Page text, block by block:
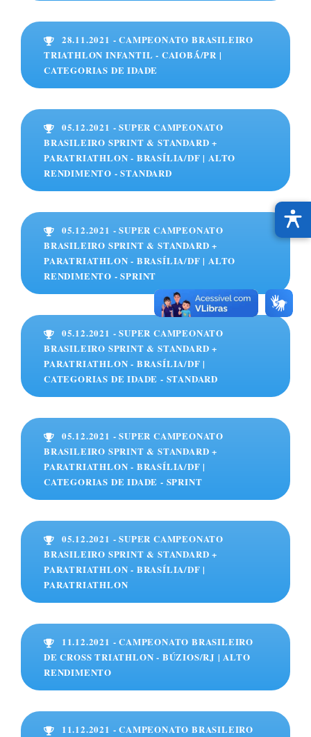
28.11.2021 - CAMPEONATO BRASILEIRO
TRIATHLON INFANTIL - CAIOBÁ/PR |
CATEGORIAS DE IDADE
05.12.2021 - SUPER CAMPEONATO
BRASILEIRO SPRINT & STANDARD +
PARATRIATHLON - BRASÍLIA/DF | ALTO
RENDIMENTO - STANDARD
05.12.2021 - SUPER CAMPEONATO
BRASILEIRO SPRINT & STANDARD +
PARATRIATHLON - BRASÍLIA/DF | ALTO
RENDIMENTO - SPRINT
05.12.2021 - SUPER CAMPEONATO
BRASILEIRO SPRINT & STANDARD +
PARATRIATHLON - BRASÍLIA/DF |
CATEGORIAS DE IDADE - STANDARD
05.12.2021 - SUPER CAMPEONATO
BRASILEIRO SPRINT & STANDARD +
PARATRIATHLON - BRASÍLIA/DF |
CATEGORIAS DE IDADE - SPRINT
05.12.2021 - SUPER CAMPEONATO
BRASILEIRO SPRINT & STANDARD +
PARATRIATHLON - BRASÍLIA/DF |
PARATRIATHLON
11.12.2021 - CAMPEONATO BRASILEIRO
DE CROSS TRIATHLON - BÚZIOS/RJ | ALTO
RENDIMENTO
11.12.2021 - CAMPEONATO BRASILEIRO